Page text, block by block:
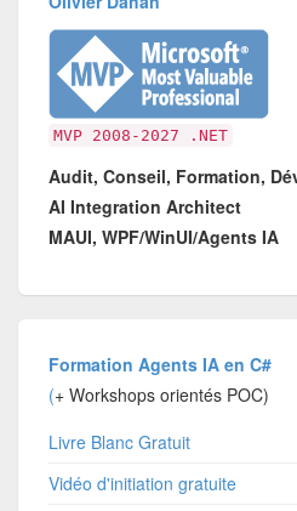
MVP 2008-2027 .NET
Audit, Conseil, Formation,
AI Integration Architect
MAUI, WPF/WinUI/Agents IA
Formation Agents IA en C#
(+ Workshops orientés POC)
Livre Blanc Gratuit
Vidéo d'initiation gratuite